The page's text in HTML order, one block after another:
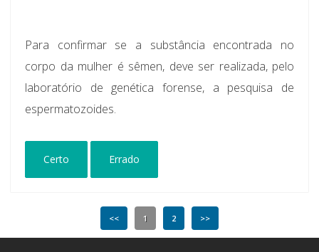
Para confirmar se a substância encontrada no
corpo da mulher é sêmen, deve ser realizada, pelo
laboratório de genética forense, a pesquisa de
espermatozoides.
Certo Errado
<< 1 2 >>